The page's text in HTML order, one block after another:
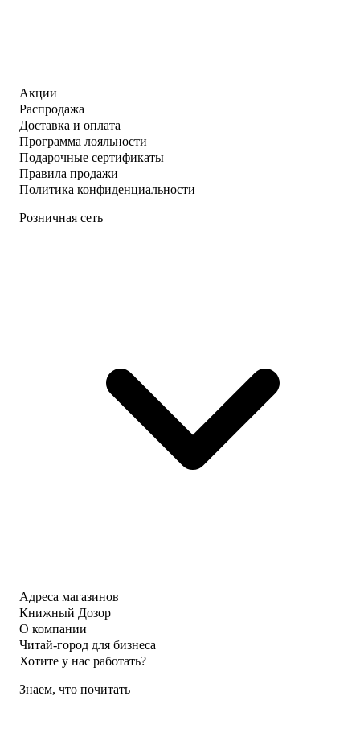
Акции
Распродажа
Доставка и оплата
Программа лояльности
Подарочные сертификаты
Правила продажи
Политика конфиденциальности
Розничная сеть
Адреса магазинов
Книжный Дозор
О компании
Читай-город для бизнеса
Хотите у нас работать?
Знаем, что почитать